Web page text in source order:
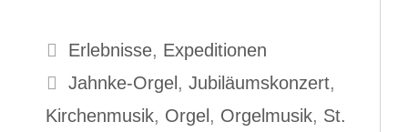
Kategorien
Erlebnisse, Expeditionen
Schlagwörter
Jahnke-Orgel , Jubiläumskonzert,
Kirchenmusik, Orgel , Orgelmusik, St.